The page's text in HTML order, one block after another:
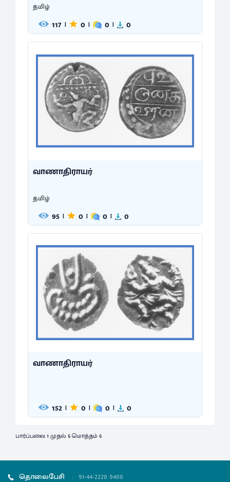
தமிழ்
117 | 0 | 0 | 0
வாணாதிராயர்
தமிழ்
95 | 0 | 0 | 0
வாணாதிராயர்
152 | 0 | 0 | 0
பார்ப்பவை 1 முதல் 6 மொத்தம் 6
தொலைபேசி : 91-44-2220 9400